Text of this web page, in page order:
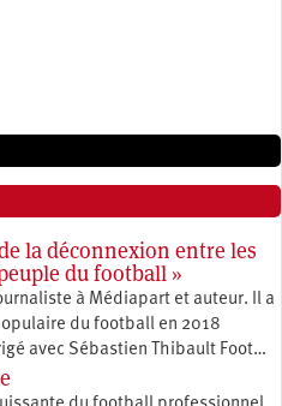
la déconnexion entre les
du football »
à Médiapart et auteur. Il a
du football en 2018
avec Sébastien Thibault Foot…